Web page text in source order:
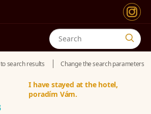
search results Change the search parameters
I have stayed at the hotel,
poradím Vám.